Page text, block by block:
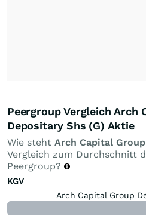
Peergroup Vergleich Arch
Depositary Shs (G) Aktie
Wie steht Arch Capital
Vergleich zum Durchschnitt
Peergroup?
KGV
Arch Capital Group